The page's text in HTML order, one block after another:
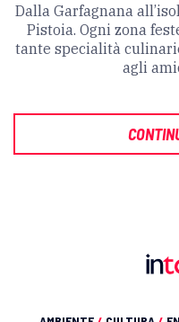
Dalla Garfagnana
Pistoia. Ogni zona
tante specialità
agli